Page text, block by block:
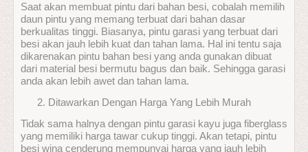
Saat akan membuat pintu dari bahan besi, cobalah memilih
daun pintu yang memang terbuat dari bahan dasar
berkualitas tinggi. Biasanya, pintu garasi yang terbuat dari
besi akan jauh lebih kuat dan tahan lama. Hal ini tentu saja
dikarenakan pintu bahan besi yang anda gunakan dibuat
dari material besi bermutu bagus dan baik. Sehingga garasi
anda akan lebih awet dan tahan lama.
Ditawarkan Dengan Harga Yang Lebih Murah
Tidak sama halnya dengan pintu garasi kayu juga fiberglass
yang memiliki harga tawar cukup tinggi. Akan tetapi, pintu
besi wina cenderung mempunyai harga yang jauh lebih